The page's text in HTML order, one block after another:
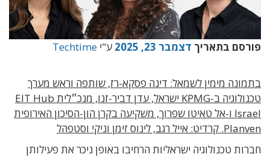
פורסם בתאריך דצמבר 23, 2025 ע"י Techtime
בתמונה מימין לשמאל: דינה פסקא-רז, שותפה וראש מערך
טכנולוגיה ב-KPMG ישראל, עדן דביר-זנו, מנכ״לית EIT Hub
Israel ו-אל טאיטו שפרוך, משקיעה בקרן הון-הסיכון האירופית
Planven. קרדיט: אייל רגב, לינוס זימן וניקי וסטפהל
חברות טכנולוגיה ישראליות הרחיבו באופן ניכר את פעילותן